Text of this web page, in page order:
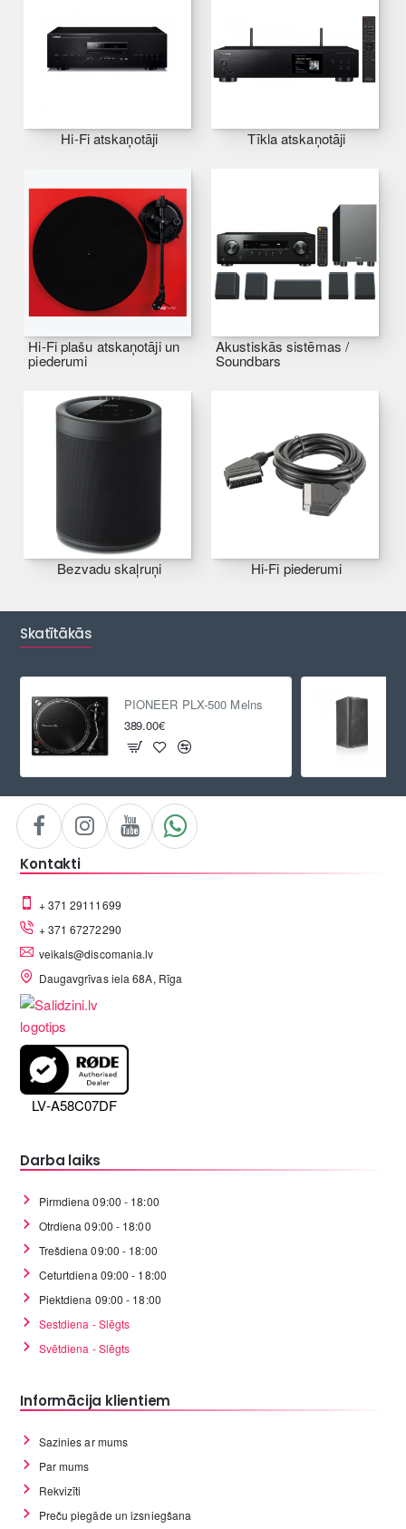
Hi-Fi atskaņotāji Tīkla atskaņotāji
Hi-Fi plašu atskaņotāji un
piederumi
Akustiskās sistēmas /
Soundbars
Bezvadu skaļruņi Hi-Fi piederumi
Skatītākās
PIONEER PLX-500 Melns
389.00€
Kontakti
+ 371 29111699
+ 371 67272290
veikals@discomania.lv
Daugavgrīvas iela 68A, Rīga
LV-A58C07DF
Darba laiks
Pirmdiena 09:00 - 18:00
Otrdiena 09:00 - 18:00
Trešdiena 09:00 - 18:00
Ceturtdiena 09:00 - 18:00
Piektdiena 09:00 - 18:00
Sestdiena - Slēgts
Svētdiena - Slēgts
Informācija klientiem
Sazinies ar mums
Par mums
Rekvizīti
Preču piegāde un izsniegšana